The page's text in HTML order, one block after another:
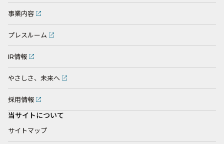
事業内容
プレスルーム
IR情報
やさしさ、未来へ
採用情報
当サイトについて
サイトマップ